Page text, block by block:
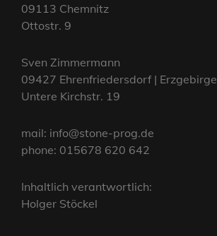
09113 Chemnitz
Ottostr. 9
Sven Zimmermann
09427 Ehrenfriedersdorf | Erzgebirge
Untere Kirchstr. 19
mail: info@stone-prog.de
phone: 015678 620 642
Inhaltlich verantwortlich:
Holger Stöckel